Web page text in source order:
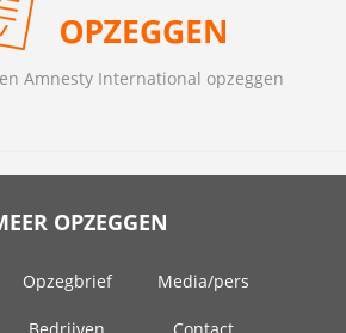
Amnesty International opzeggen
OPZEGGEN
Opzegbrief Media/pers